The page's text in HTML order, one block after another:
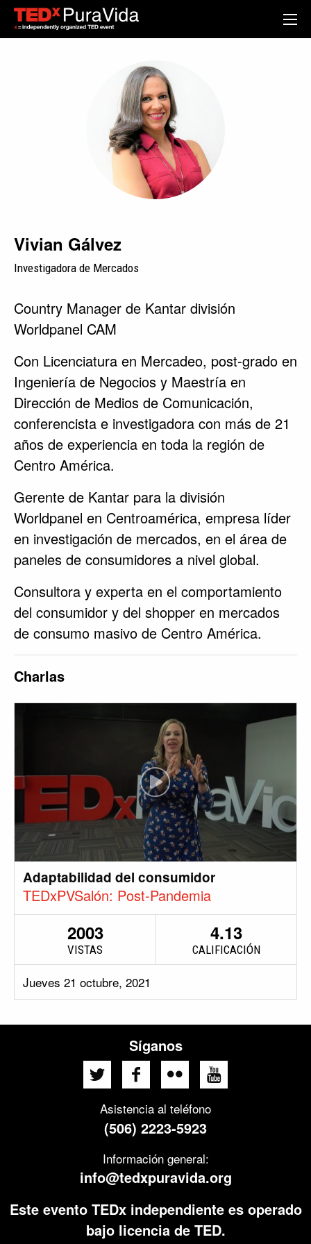
Vivian Gálvez
Investigadora de Mercados
Country Manager de Kantar división
Worldpanel CAM
Con Licenciatura en Mercadeo, post-grado en
Ingeniería de Negocios y Maestría en
Dirección de Medios de Comunicación,
conferencista e investigadora con más de 21
años de experiencia en toda la región de
Centro América.
Gerente de Kantar para la división
Worldpanel en Centroamérica, empresa líder
en investigación de mercados, en el área de
paneles de consumidores a nivel global.
Consultora y experta en el comportamiento
del consumidor y del shopper en mercados
de consumo masivo de Centro América.
Charlas
Adaptabilidad del consumidor
TEDxPVSalón: Post-Pandemia
2003
VISTAS
4.13
CALIFICACIÓN
Jueves 21 octubre, 2021
Síganos
Asistencia al teléfono
(506) 2223-5923
Información general:
info@tedxpuravida.org
Este evento TEDx independiente es operado
bajo licencia de TED.